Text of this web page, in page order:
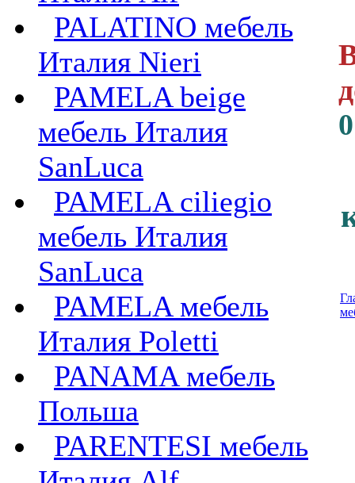
PALATINO мебель
Италия Nieri
PAMELA beige
мебель Италия
SanLuca
PAMELA ciliegio
мебель Италия
SanLuca
PAMELA мебель
Италия Poletti
PANAMA мебель
Польша
PARENTESI мебель